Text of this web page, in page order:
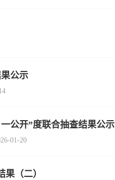
公示
公开”度联合抽查结果公示
01-20
（二）